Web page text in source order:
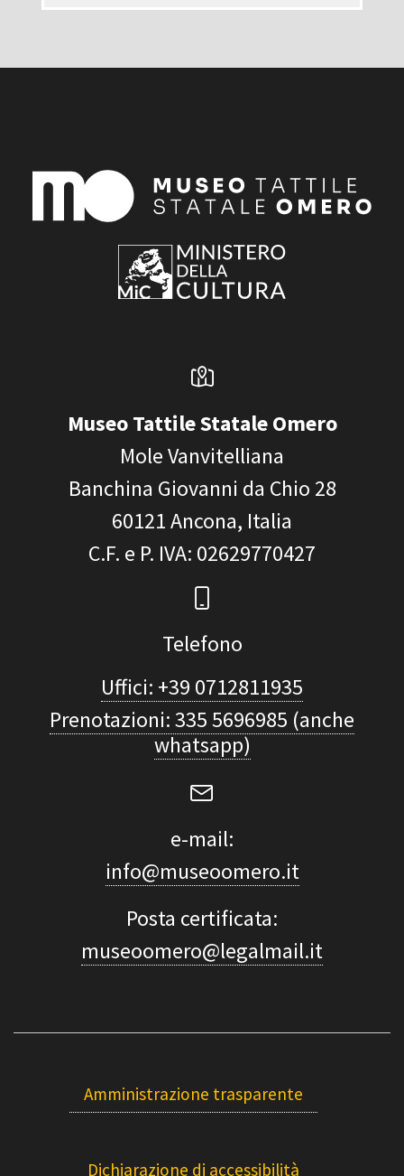
Museo Tattile Statale Omero
Mole Vanvitelliana
Banchina Giovanni da Chio 28
60121Ancona, Italia
C.F. e P. IVA: 02629770427
Telefono
Uffici: +39 0712811935
Prenotazioni: 335 5696985 (anche
whatsapp)
e-mail:
info@museoomero.it
Posta certificata:
museoomero@legalmail.it
Amministrazione trasparente
Dichiarazione di accessibilità